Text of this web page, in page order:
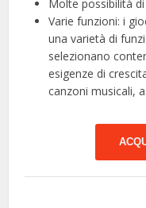
Molte possibilità
Varie funzioni: i
una varietà di
selezionano
esigenze di
canzoni musicali,